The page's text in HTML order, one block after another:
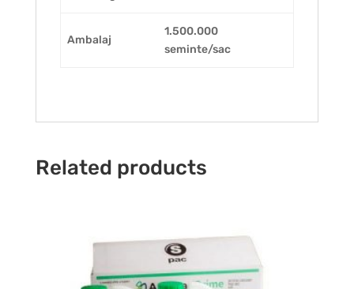
Ambalaj
1.500.000
seminte/sac
Related products